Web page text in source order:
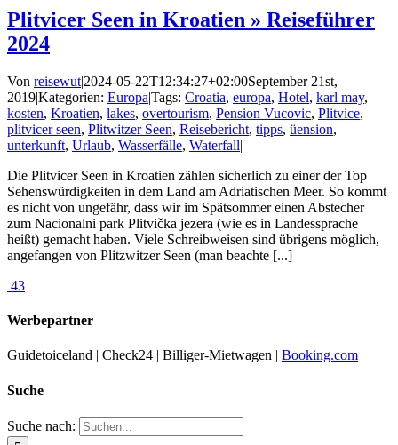
Plitvicer Seen in Kroatien » Reiseführer
2024
Von reisewut|2024-05-22T12:34:27+02:00September 21st,
2019|Kategorien: Europa|Tags: Croatia, europa, Hotel, karl may,
kosten, Kroatien, lakes, overtourism, Pension Vucovic, Plitvice,
plitvicer seen, Plitwitzer Seen, Reisebericht, tipps, üension,
unterkunft, Urlaub, Wasserfälle, Waterfall|
Die Plitvicer Seen in Kroatien zählen sicherlich zu einer der Top
Sehenswürdigkeiten in dem Land am Adriatischen Meer. So kommt
es nicht von ungefähr, dass wir im Spätsommer einen Abstecher
zum Nacionalni park Plitvička jezera (wie es in Landessprache
heißt) gemacht haben. Viele Schreibweisen sind übrigens möglich,
angefangen von Plitzwitzer Seen (man beachte [...]
43
Werbepartner
Guidetoiceland | Check24 | Billiger-Mietwagen | Booking.com
Suche
Suche nach: